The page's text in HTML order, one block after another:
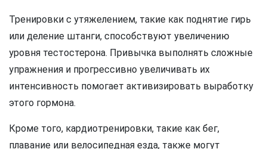
Тренировки с утяжелением, такие как поднятие гирь
или деление штанги, способствуют увеличению
уровня тестостерона. Привычка выполнять сложные
упражнения и прогрессивно увеличивать их
интенсивность помогает активизировать выработку
этого гормона.
Кроме того, кардиотренировки, такие как бег,
плавание или велосипедная езда, также могут